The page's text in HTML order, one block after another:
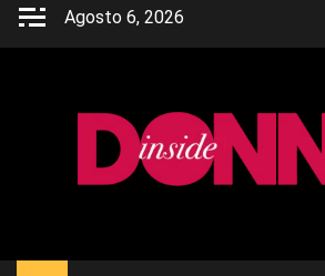
Skip
Agosto 6, 2026